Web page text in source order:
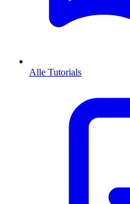
Alle Tutorials